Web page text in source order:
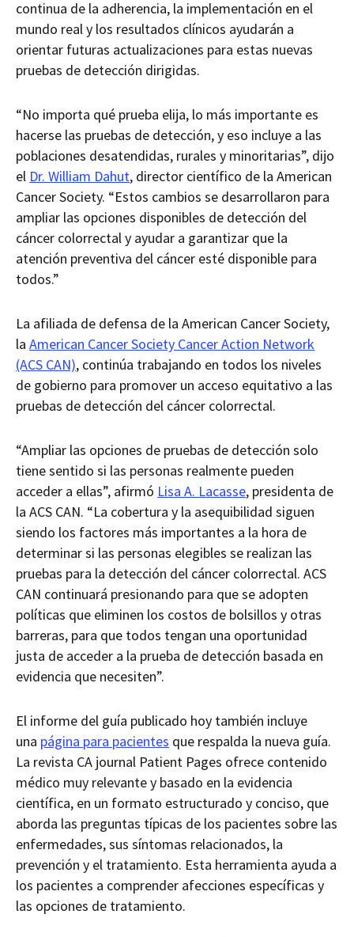
continua de la adherencia, la implementación en el
mundo real y los resultados clínicos ayudarán a
orientar futuras actualizaciones para estas nuevas
pruebas de detección dirigidas.
“No importa qué prueba elija, lo más importante es
hacerse las pruebas de detección, y eso incluye a las
poblaciones desatendidas, rurales y minoritarias”, dijo
el Dr. William Dahut, director científico de la American
Cancer Society. “Estos cambios se desarrollaron para
ampliar las opciones disponibles de detección del
cáncer colorrectal y ayudar a garantizar que la
atención preventiva del cáncer esté disponible para
todos.”
La afiliada de defensa de la American Cancer Society,
la American Cancer Society Cancer Action Network
(ACS CAN), continúa trabajando en todos los niveles
de gobierno para promover un acceso equitativo a las
pruebas de detección del cáncer colorrectal.
“Ampliar las opciones de pruebas de detección solo
tiene sentido si las personas realmente pueden
acceder a ellas”, afirmó Lisa A. Lacasse, presidenta de
la ACS CAN. “La cobertura y la asequibilidad siguen
siendo los factores más importantes a la hora de
determinar si las personas elegibles se realizan las
pruebas para la detección del cáncer colorrectal. ACS
CAN continuará presionando para que se adopten
políticas que eliminen los costos de bolsillos y otras
barreras, para que todos tengan una oportunidad
justa de acceder a la prueba de detección basada en
evidencia que necesiten”.
El informe del guía publicado hoy también incluye
una página para pacientes que respalda la nueva guía.
La revista CA journal Patient Pages ofrece contenido
médico muy relevante y basado en la evidencia
científica, en un formato estructurado y conciso, que
aborda las preguntas típicas de los pacientes sobre las
enfermedades, sus síntomas relacionados, la
prevención y el tratamiento. Esta herramienta ayuda a
los pacientes a comprender afecciones específicas y
las opciones de tratamiento.